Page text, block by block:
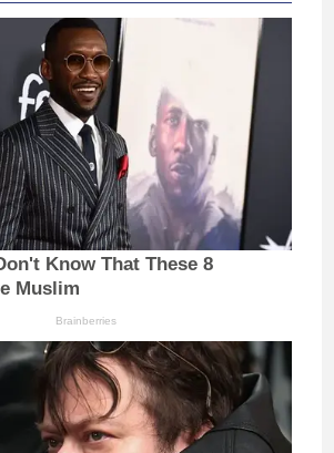
Know That These 8
Muslim
Brainberries